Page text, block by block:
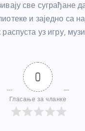
све суграђане
и заједно са
уз игру,
0
Гласање за чланке